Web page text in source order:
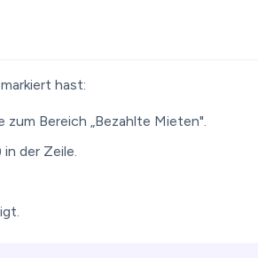
hast:
zum Bereich „Bezahlte Mieten".
der Zeile.